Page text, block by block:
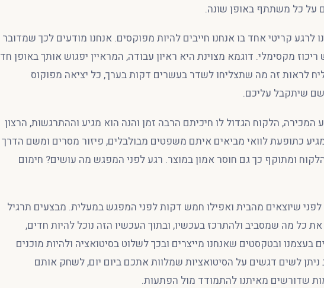
על כל משתתף באופן שונה.
לרגע קריטי אחד בו אנחנו חייבים להיות מפוקסים. אנחנו מודעים לכך שמדובר
מקסימלי. דוגמא מצוינת היא ראיון עבודה, המראיין יפגוש אותך באופן חד
לראות זה מה שתצליחו לשדר בעשרים דקות בערך, כל יציאה מפוקוס
שיתקבל עליכם.
המכירה, הלקוח הגדול לו חיכיתם הרבה זמן והנה הוא מגיע וההתרגשות, הרצון
כתופעת לוואי מביאים איתם משפטים מבולבלים, פיזור מסרים ומשם הדרך
ומתוקף כך גם חוסר אמון במוצר. רגע לפני המפגש מה עושים? חימום
לפני שיוצאים מהבית ואפילו חמש דקות לפני המפגש במעלית. מבצעים תרגיל
כל מה שמסביב ולהתרכז בעכשיו, ובתוך העכשיו הזה נוכל להיות חדים,
בעצמנו ובטקסטים שאנחנו מייצרים ובכך לשלוט בסיטואציה ולהיות מוכנים
לשים דגשים על הסיטואציות שמלוות אתכם ביום יום, לשחק אותם
שדורשים מאיתנו להתמודד מול הפתעות.